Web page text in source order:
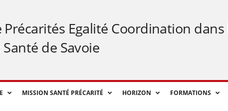
Précarités Egalité Coordination dans
de Savoie
MISSION SANTÉ PRÉCARITÉ HORIZON FORMATIONS